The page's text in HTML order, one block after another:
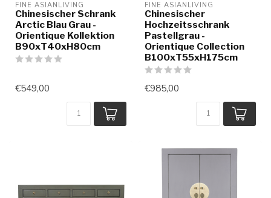
FINE ASIANLIVING
Chinesischer Schrank
Arctic Blau Grau -
Orientique Kollektion
B90xT40xH80cm
€549,00
FINE ASIANLIVING
Chinesischer
Hochzeitsschrank
Pastellgrau -
Orientique Collection
B100xT55xH175cm
€985,00